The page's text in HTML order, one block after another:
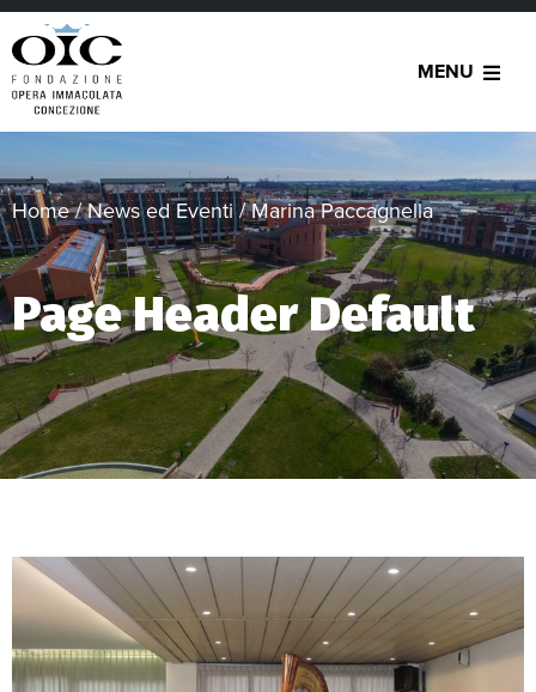
MENU
Home/News ed Eventi/Marina Paccagnella
Page Header Default